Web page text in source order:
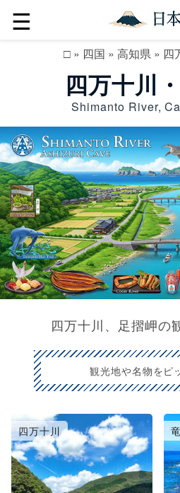
☰
□» 四国 » 高知県» 四
四万十川
Shimanto River,
四万十川、足摺岬の
観光地や名物をピ
四万十川